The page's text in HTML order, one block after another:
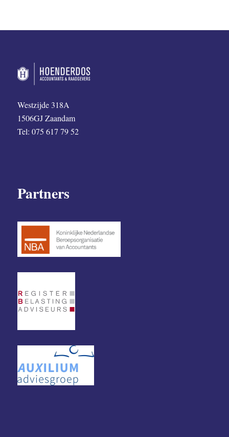
Westzijde 318A
1506GJ Zaandam
Tel: 075 617 79 52
Partners